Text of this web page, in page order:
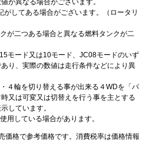
が異なる場合がございます。
してある場合がございます。（ロータリ
が二つある場合と異なる燃料タンクが二
モード又は10モード、JC08モードのいず
り、実際の数値は走行条件などにより異
４輪を切り替える事が出来る４WDを「パ
又は可変又は切替えを行う事を主とする
しています。
用している場合があります。
価格で参考価格です。消費税率は価格情報